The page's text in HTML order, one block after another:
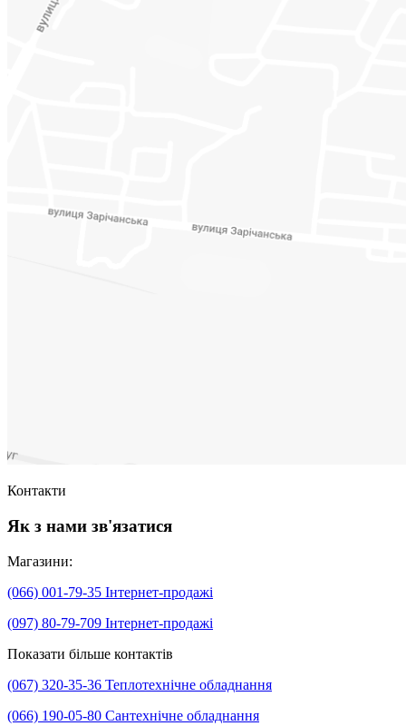
Контакти
Як з нами зв'язатися
Магазини:
(066) 001-79-35 Інтернет-продажі
(097) 80-79-709 Інтернет-продажі
Показати більше контактів
(067) 320-35-36 Теплотехнічне обладнання
(066) 190-05-80 Сантехнічне обладнання